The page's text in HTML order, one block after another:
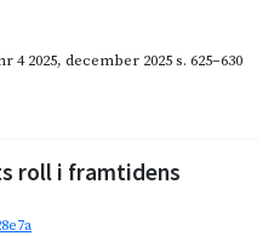
4 2025, december 2025s. 625–630
roll i framtidens